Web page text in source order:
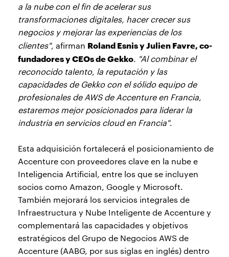
a la nube con el fin de acelerar sus
transformaciones digitales, hacer crecer sus
negocios y mejorar las experiencias de los
clientes", afirman Roland Esnis y Julien Favre, co-
fundadores y CEOs de Gekko. "Al combinar el
reconocido talento, la reputación y las
capacidades de Gekko con el sólido equipo de
profesionales de AWS de Accenture en Francia,
estaremos mejor posicionados para liderar la
industria en servicios cloud en Francia".
Esta adquisición fortalecerá el posicionamiento de
Accenture con proveedores clave en la nube e
Inteligencia Artificial, entre los que se incluyen
socios como Amazon, Google y Microsoft.
También mejorará los servicios integrales de
Infraestructura y Nube Inteligente de Accenture y
complementará las capacidades y objetivos
estratégicos del Grupo de Negocios AWS de
Accenture (AABG, por sus siglas en inglés) dentro